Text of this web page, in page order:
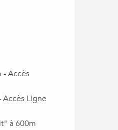
- Accès
Accès Ligne
à 600m